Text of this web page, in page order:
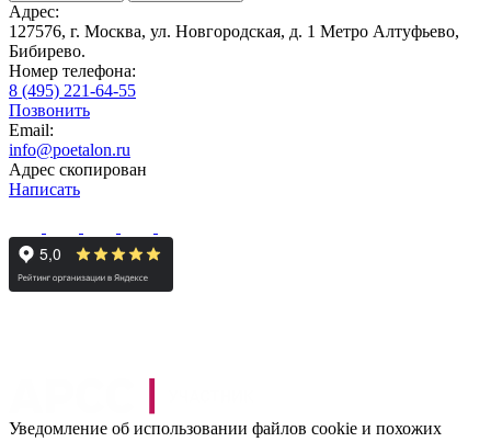
Адрес:
127576, г. Москва, ул. Новгородская, д. 1 Метро Алтуфьево,
Бибирево.
Номер телефона:
8 (495) 221-64-55
Позвонить
Email:
info@poetalon.ru
Адрес скопирован
Написать
Уведомление об использовании файлов cookie и похожих